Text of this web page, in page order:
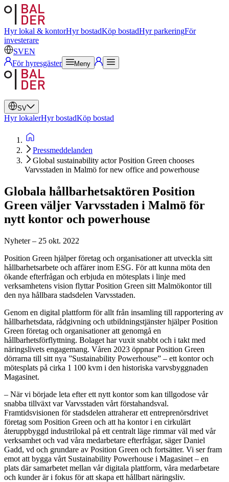
Hyr lokal & kontorHyr bostadKöp bostadHyr parkeringFör
investerare
SVEN
För hyresgäster
Meny
SV
Svenska
Engelska
Hyr lokalerHyr bostadKöp bostad
Pressmeddelanden
Global sustainability actor Position Green chooses
Varvsstaden in Malmö for new office and powerhouse
Globala hållbarhetsaktören Position
Green väljer Varvsstaden i Malmö för
nytt kontor och powerhouse
Nyheter– 25 okt. 2022
Position Green hjälper företag och organisationer att utveckla sitt
hållbarhetsarbete och affärer inom ESG. För att kunna möta den
ökande efterfrågan och erbjuda en mötesplats i linje med
verksamhetens vision flyttar Position Green sitt Malmökontortill
den nya hållbara stadsdelen Varvsstaden.
Genom en digital plattform för allt från insamling till rapportering av
hållbarhetsdata, rådgivning och utbildningstjänster hjälper Position
Green företag och organisationer att genomgå en
hållbarhetsförflyttning. Bolaget har vuxit snabbt och i takt med
näringslivets engagemang. Våren 2023 öppnar Position Green
dörrarna till sitt nya ”Sustainability Powerhouse” – ett kontor och
mötesplats på cirka 1 100 kvm i den historiska varvsbyggnaden
Magasinet.
– När vi började leta efter ett nytt kontor som kan tillgodose vår
snabba tillväxt var Varvsstaden vårt förstahandsval.
Framtidsvisionen för stadsdelen attraherar ett entreprenörsdrivet
företag som Position Green och att ha kontor i en cirkulärt
återuppbyggd industrilokal på ett centralt läge rimmar väl med vår
verksamhet och vad våra medarbetare efterfrågar, säger Daniel
Gadd, vd och grundare av Position Green och fortsätter. Vi ser fram
emot att bygga vårt Sustainability Powerhouse i Magasinet – en
plats där samarbetet mellan vår digitala plattform, våra medarbetare
och kunder är i fokus för att skapa ett hållbart näringsliv.